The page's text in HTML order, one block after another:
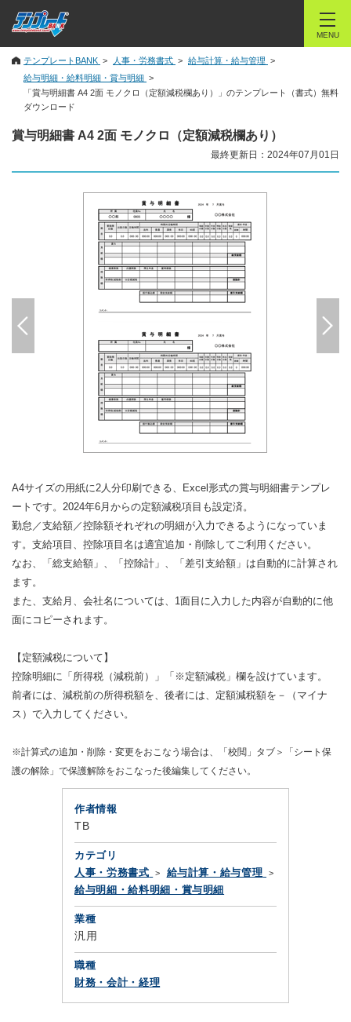
MENU
テンプレートBANK 人事・労務書式
給与計算・給与管理
給与明細・給料明細・賞与明細
「賞与明細書 A4 2面 モノクロ（定額減税欄あり）」のテンプレート（書式）無料
ダウンロード
賞与明細書 A4 2面 モノクロ（定額減税欄あり）
最終更新日：2024年07月01日
A4サイズの用紙に2人分印刷できる、Excel形式の賞与明細書テンプレ
ートです。2024年6月からの定額減税項目も設定済。
勤怠／支給額／控除額それぞれの明細が入力できるようになっていま
す。支給項目、控除項目名は適宜追加・削除してご利用ください。
なお、「総支給額」、「控除計」、「差引支給額」は自動的に計算され
ます。
また、支給月、会社名については、1面目に入力した内容が自動的に他
面にコピーされます。
【定額減税について】
控除明細に「所得税（減税前）」「※定額減税」欄を設けています。
前者には、減税前の所得税額を、後者には、定額減税額を－（マイナ
ス）で入力してください。
※計算式の追加・削除・変更をおこなう場合は、「校閲」タブ＞「シート保
護の解除」で保護解除をおこなった後編集してください。
作者情報
TB
カテゴリ
人事・労務書式
給与計算・給与管理
給与明細・給料明細・賞与明細
業種
汎用
職種
財務・会計・経理